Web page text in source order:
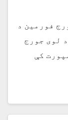
فورمین د
د لوی جورج
کې